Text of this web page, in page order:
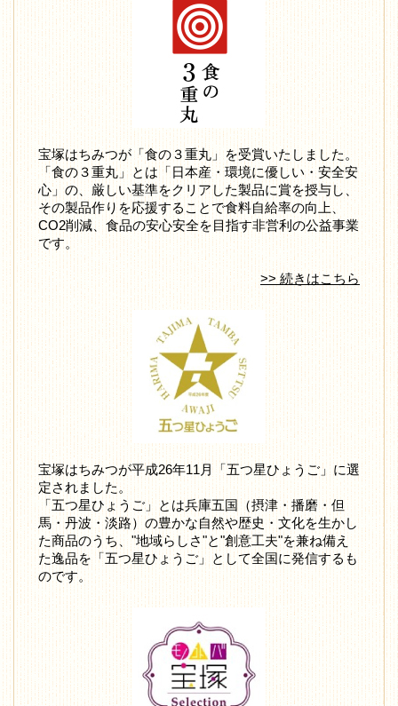
宝塚はちみつが「食の３重丸」を受賞いたしました。
「食の３重丸」とは「日本産・環境に優しい・安全安
心」の、厳しい基準をクリアした製品に賞を授与し、
その製品作りを応援することで食料自給率の向上、
CO2削減、食品の安心安全を目指す非営利の公益事業
です。
>> 続きはこちら
宝塚はちみつが平成26年11月「五つ星ひょうご」に選
定されました。
「五つ星ひょうご」とは兵庫五国（摂津・播磨・但
馬・丹波・淡路）の豊かな自然や歴史・文化を生かし
た商品のうち、"地域らしさ"と"創意工夫"を兼ね備え
た逸品を「五つ星ひょうご」として全国に発信するも
のです。